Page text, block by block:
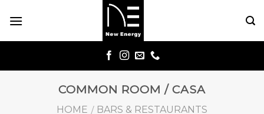
COMMON ROOM / CASA
HOME / BARS & RESTAURANTS